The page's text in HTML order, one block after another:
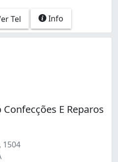
Tel Info
E Reparos
1504